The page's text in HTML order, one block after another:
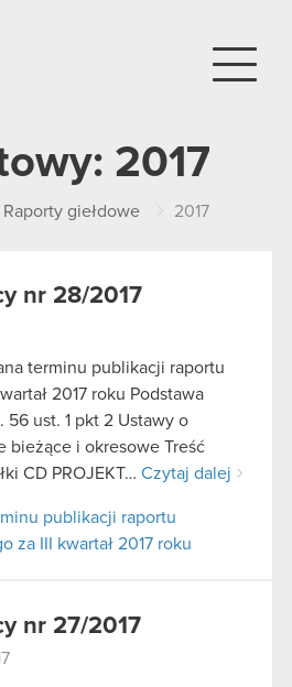
2017
Raporty giełdowe 2017
nr 28/2017
terminu publikacji raportu
2017 roku Podstawa
56 ust. 1 pkt 2 Ustawy o
bieżące i okresowe Treść
CD PROJEKT… Czytaj dalej
publikacji raportu
za III kwartał 2017 roku
nr 27/2017